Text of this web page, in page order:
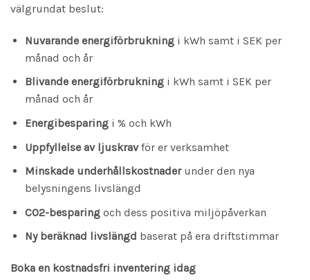
välgrundat beslut:
Nuvarande energiförbrukningi kWh samt i SEK per
månad och år
Blivande energiförbrukningi kWh samt i SEK per
månad och år
Energibesparingi % och kWh
Uppfyllelse av ljuskravför er verksamhet
Minskade underhållskostnaderunder den nya
belysningens livslängd
CO2-besparingoch dess positiva miljöpåverkan
Ny beräknad livslängd baserat på era driftstimmar
Boka en kostnadsfri inventering idag